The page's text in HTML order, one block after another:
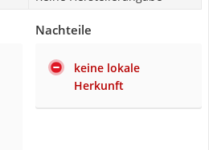
Nachteile
keine lokale
Herkunft